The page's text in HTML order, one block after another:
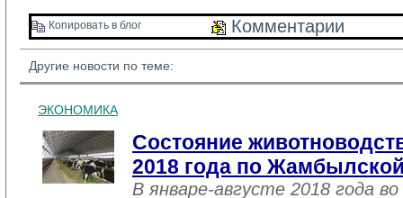
Копировать в блог Комментарии
Другие новости по теме:
ЭКОНОМИКА
Состояние
2018 года по
В январе-августе 2018 года